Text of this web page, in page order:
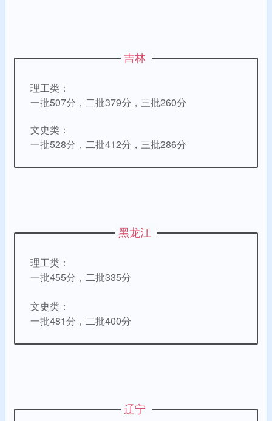
吉林
理工类：
一批507分，二批379分，三批260分
文史类：
一批528分，二批412分，三批286分
黑龙江
理工类：
一批455分，二批335分
文史类：
一批481分，二批400分
辽宁